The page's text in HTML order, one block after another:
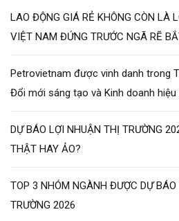
LAO ĐỘNG GIÁ RẺ KHÔNG CÒN LÀ
VIỆT NAM ĐỨNG TRƯỚC NGÃ RẼ
Petrovietnam được vinh danh trong
Đổi mới sáng tạo và Kinh doanh hiệu
DỰ BÁO LỢI NHUẬN THỊ TRƯỜNG
THẬT HAY ẢO?
TOP 3 NHÓM NGÀNH ĐƯỢC DỰ
TRƯỜNG 2026